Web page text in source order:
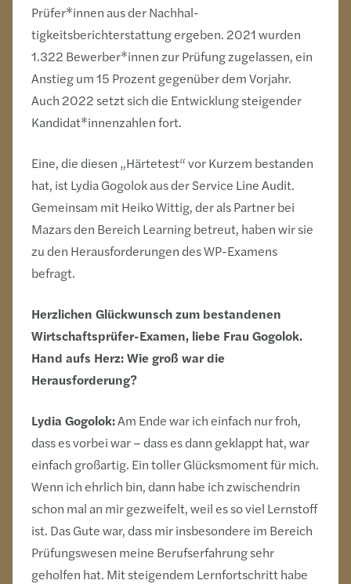
Prüfer*innen aus der Nachhal­
tigkeitsberichterstattung ergeben. 2021 wurden
1.322 Bewerber*innen zur Prüfung zugelassen, ein
Anstieg um 15 Prozent gegenüber dem Vorjahr.
Auch 2022 setzt sich die Entwicklung steigender
Kandidat*innenzahlen fort.
Eine, die diesen „Härtetest“ vor Kurzem bestanden
hat, ist Lydia Gogolok aus der Service Line Audit.
Gemeinsam mit Heiko Wittig, der als Partner bei
Mazars den Bereich Learning betreut, haben wir sie
zu den Herausforderungen des WP-Examens
befragt.
Herzlichen Glückwunsch zum bestandenen
Wirtschaftsprüfer-Examen, liebe Frau Gogolok.
Hand aufs Herz: Wie groß war die
Herausforderung?
Lydia Gogolok:Am Ende war ich einfach nur froh,
dass es vorbei war – dass es dann geklappt hat, war
einfach großartig. Ein toller Glücksmoment für mich.
Wenn ich ehrlich bin, dann habe ich zwischendrin
schon mal an mir gezweifelt, weil es so viel Lernstoff
ist. Das Gute war, dass mir insbesondere im Bereich
Prüfungswesen meine Berufserfahrung sehr
geholfen hat. Mit steigendem Lernfortschritt habe